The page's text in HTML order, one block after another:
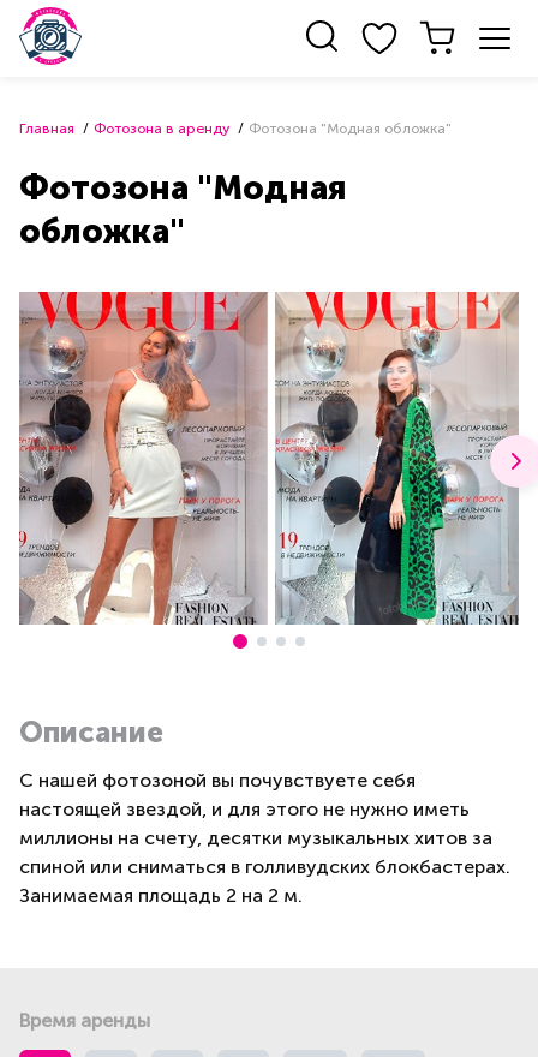
Главная Фотозона в аренду Фотозона "Модная обложка"
Фотозона "Модная
обложка"
Описание
С нашей фотозоной вы почувствуете себя
настоящей звездой, и для этого не нужно иметь
миллионы на счету, десятки музыкальных хитов за
спиной или сниматься в голливудских блокбастерах.
Занимаемая площадь 2 на 2 м.
Время аренды